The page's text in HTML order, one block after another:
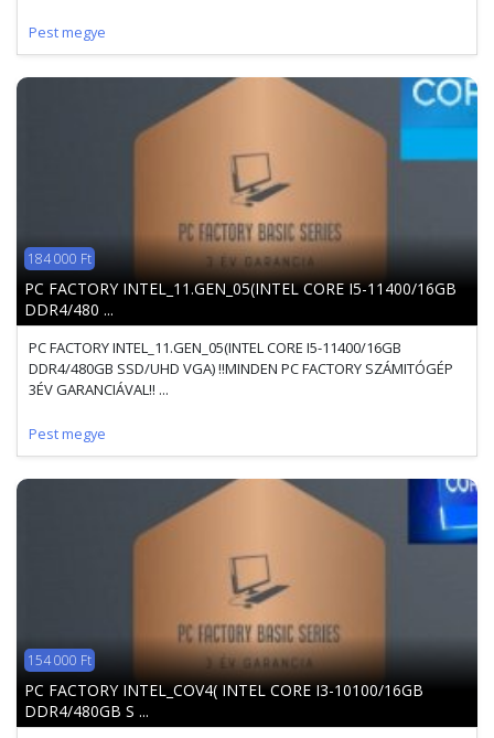
Pest megye
184 000 Ft
PC FACTORY INTEL_11.GEN_05(INTEL CORE I5-11400/16GB
DDR4/480 ...
PC FACTORY INTEL_11.GEN_05(INTEL CORE I5-11400/16GB
DDR4/480GB SSD/UHD VGA) !!MINDEN PC FACTORY SZÁMITÓGÉP
3ÉV GARANCIÁVAL!! ...
Pest megye
154 000 Ft
PC FACTORY INTEL_COV4( INTEL CORE I3-10100/16GB
DDR4/480GB S ...